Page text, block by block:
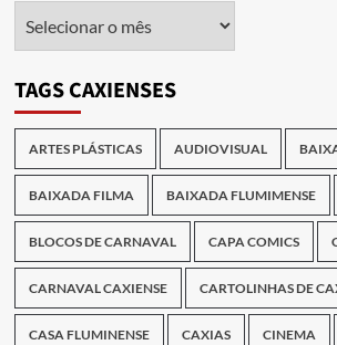
TAGS CAXIENSES
ARTES PLÁSTICAS AUDIOVISUAL
BAIXADA FILMA BAIXADA FLUMIMENSE
BLOCOS DE CARNAVAL CAPA COMICS
CARNAVAL CAXIENSE CARTOLINHAS DE
CASA FLUMINENSE CAXIAS CINEMA